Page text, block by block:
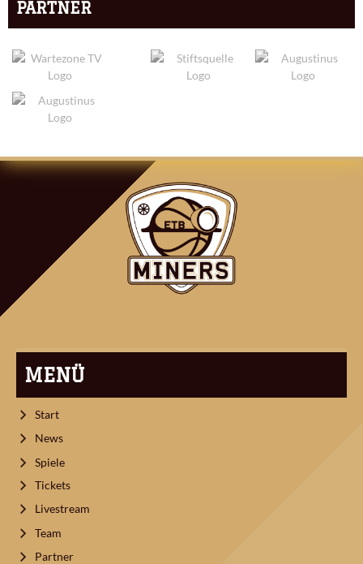
ARTIKEL-
NAVIGATION
PARTNER
MENÜ
Start
News
Spiele
Tickets
Livestream
Team
Partner